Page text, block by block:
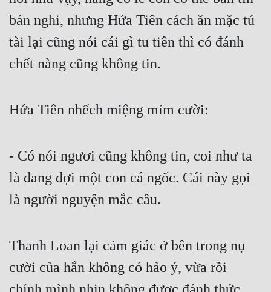
bán nghi, nhưng Hứa Tiên cách ăn mặc tú
tài lại cũng nói cái gì tu tiên thì có đánh
chết nàng cũng không tin.
Hứa Tiên nhếch miệng mỉm cười:
- Có nói ngươi cũng không tin, coi như ta
là đang đợi một con cá ngốc. Cái này gọi
là người nguyện mắc câu.
Thanh Loan lại cảm giác ở bên trong nụ
cười của hắn không có hảo ý, vừa rồi